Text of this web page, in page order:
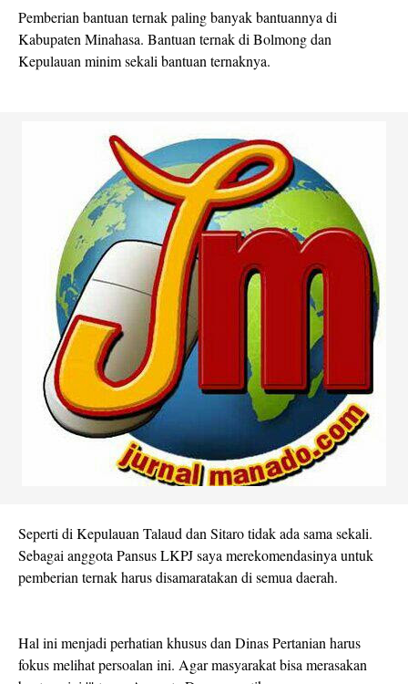
Pemberian bantuan ternak paling banyak bantuannya di
Kabupaten Minahasa. Bantuan ternak di Bolmong dan
Kepulauan minim sekali bantuan ternaknya.
Seperti di Kepulauan Talaud dan Sitaro tidak ada sama sekali.
Sebagai anggota Pansus LKPJ saya merekomendasinya untuk
pemberian ternak harus disamaratakan di semua daerah.
Hal ini menjadi perhatian khusus dan Dinas Pertanian harus
fokus melihat persoalan ini. Agar masyarakat bisa merasakan